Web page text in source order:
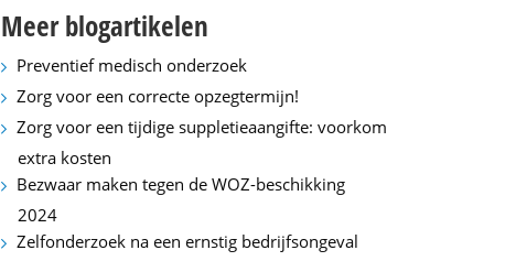
Meer blogartikelen
Preventief medisch onderzoek
Zorg voor een correcte opzegtermijn!
Zorg voor een tijdige suppletieaangifte: voorkom
extra kosten
Bezwaar maken tegen de WOZ-beschikking
2024
Zelfonderzoek na een ernstig bedrijfsongeval